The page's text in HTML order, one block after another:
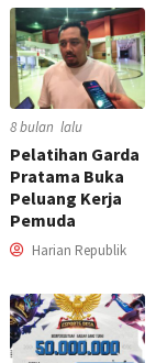
8 bulan lalu
Pelatihan Garda
Pratama Buka
Peluang Kerja
Pemuda
Harian Republik